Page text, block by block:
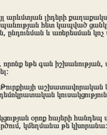
արևմտյան լիդերի
հետ կապված
ընդունման և առերեսման
որոնք եթե գան
աշխատավորական
օրոք հայերի հանդեպ
կմեղմանա թե կխորանա։